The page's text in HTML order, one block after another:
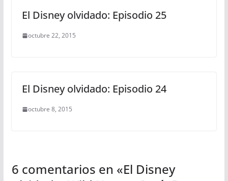
El Disney olvidado: Episodio 25
octubre 22, 2015
El Disney olvidado: Episodio 24
octubre 8, 2015
6 comentarios en «El Disney